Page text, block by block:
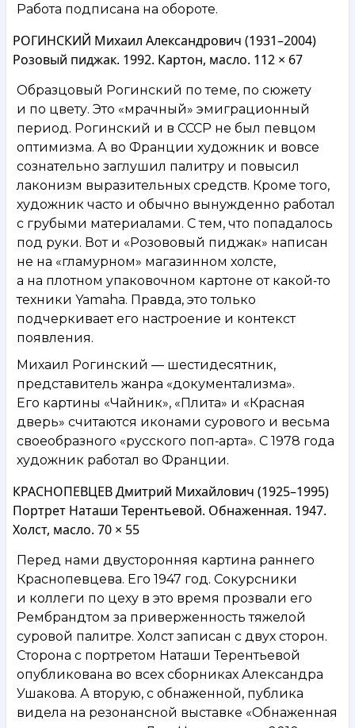
Работа подписана на обороте.
РОГИНСКИЙ Михаил Александрович (1931–2004)
Розовый пиджак. 1992. Картон, масло. 112 × 67
Образцовый Рогинский по теме, по сюжету
и по цвету. Это «мрачный» эмиграционный
период. Рогинский и в СССР не был певцом
оптимизма. А во Франции художник и вовсе
сознательно заглушил палитру и повысил
лаконизм выразительных средств. Кроме того,
художник часто и обычно вынужденно работал
с грубыми материалами. С тем, что попадалось
под руки. Вот и «Розововый пиджак» написан
не на «гламурном» магазинном холсте,
а на плотном упаковочном картоне от какой‑то
техники Yamaha. Правда, это только
подчеркивает его настроение и контекст
появления.
Михаил Рогинский — шестидесятник,
представитель жанра «документализма».
Его картины «Чайник», «Плита» и «Красная
дверь» считаются иконами сурового и весьма
своеобразного «русского поп‑арта». С 1978 года
художник работал во Франции.
КРАСНОПЕВЦЕВ Дмитрий Михайлович (1925–1995)
Портрет Наташи Терентьевой. Обнаженная. 1947.
Холст, масло. 70 × 55
Перед нами двусторонняя картина раннего
Краснопевцева. Его 1947 год. Сокурсники
и коллеги по цеху в это время прозвали его
Рембрандтом за приверженность тяжелой
суровой палитре. Холст записан с двух сторон.
Сторона с портретом Наташи Терентьевой
опубликована во всех сборниках Александра
Ушакова. А вторую, с обнаженной, публика
видела на резонансной выставке «Обнаженная